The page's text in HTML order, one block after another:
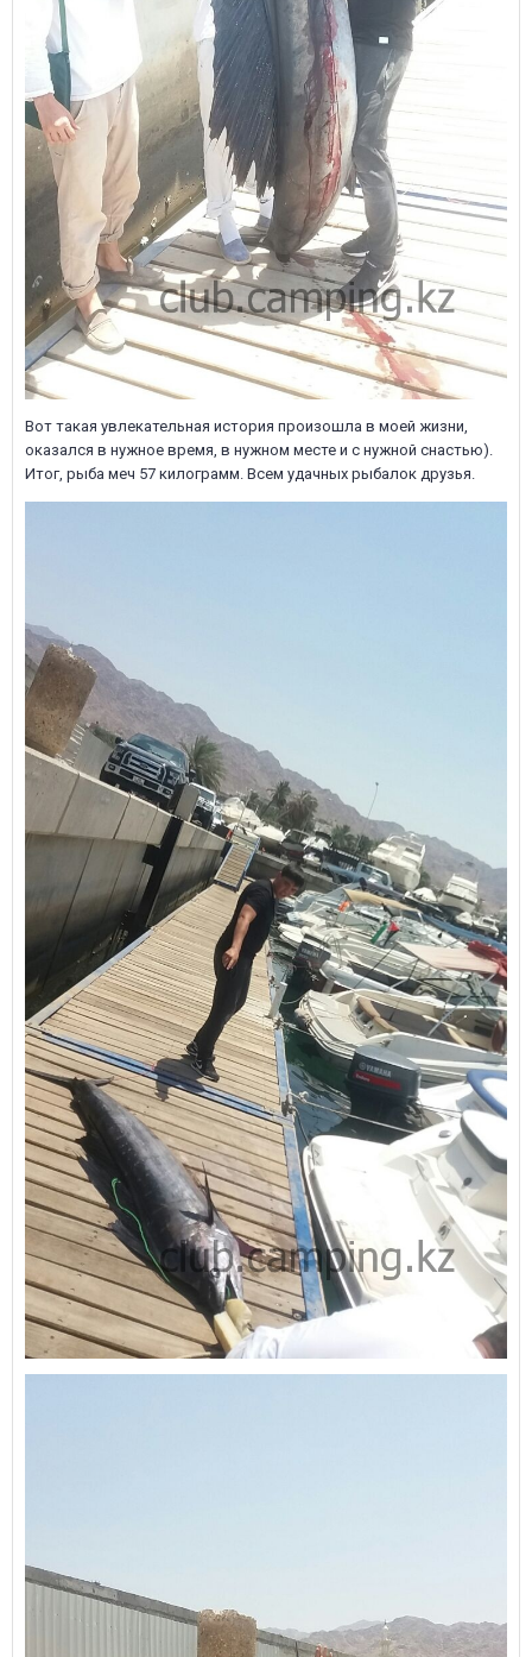
Вот такая увлекательная история произошла в моей жизни,
оказался в нужное время, в нужном месте и с нужной снастью).
Итог, рыба меч 57 килограмм. Всем удачных рыбалок друзья.